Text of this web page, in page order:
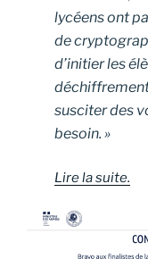
lycéens ont
de
d’initier les
susciter des
besoin. »
Lire la suite.